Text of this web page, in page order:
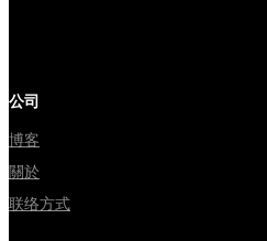
公司
博客
關於
联络方式